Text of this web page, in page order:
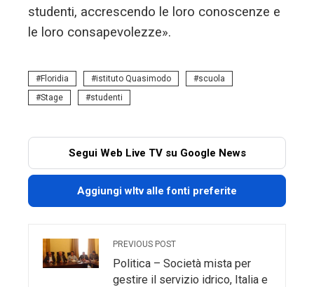
studenti, accrescendo le loro conoscenze e
le loro consapevolezze».
Floridia istituto Quasimodo
scuola
Stage
studenti
Segui Web Live TV su Google News
Aggiungi wltv alle fonti preferite
PREVIOUS POST
Politica – Società mista per
gestire il servizio idrico, Italia e